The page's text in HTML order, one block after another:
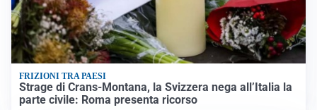
FRIZIONI TRA PAESI
Strage di Crans-Montana, la Svizzera nega all’Italia la
parte civile: Roma presenta ricorso